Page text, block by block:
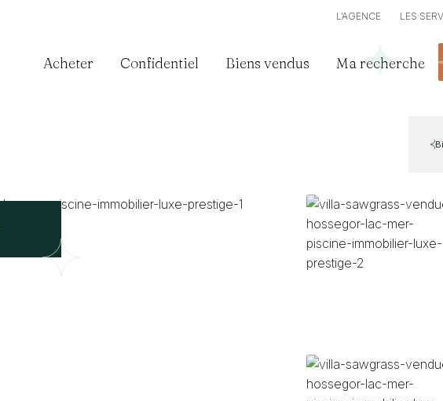
L’AGENCE LES
Acheter Confidentiel Biens vendus Ma recherche